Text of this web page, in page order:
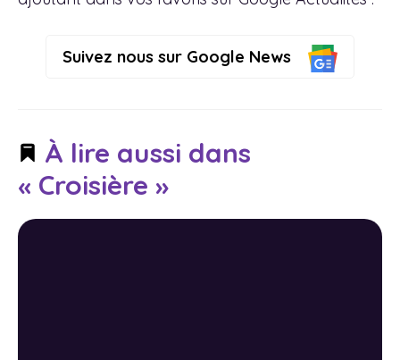
Suivez nous sur Google News
À lire aussi dans
« Croisière »